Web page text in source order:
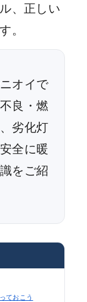
、正しい
。
オイで
良・燃
劣化灯
全に暖
をご紹
ておこう